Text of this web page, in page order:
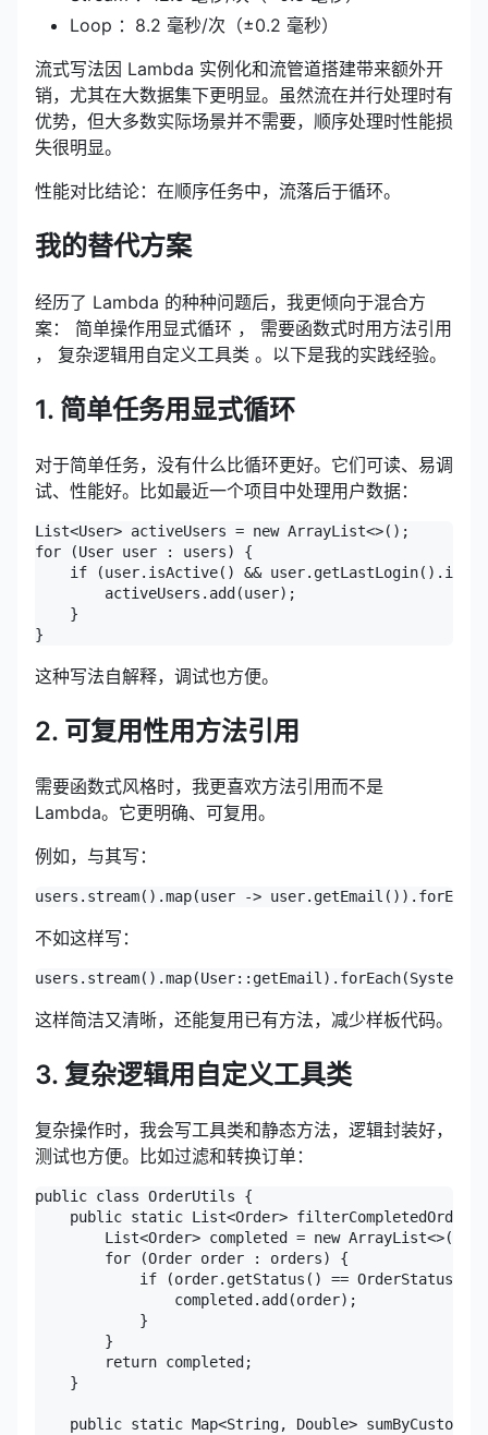
Loop ：8.2 毫秒/次（±0.2 毫秒）
流式写法因 Lambda 实例化和流管道搭建带来额外开
销，尤其在大数据集下更明显。虽然流在并行处理时有
优势，但大多数实际场景并不需要，顺序处理时性能损
失很明显。
性能对比结论：在顺序任务中，流落后于循环。
我的替代方案
经历了 Lambda 的种种问题后，我更倾向于混合方
案： 简单操作用显式循环 ， 需要函数式时用方法引用
， 复杂逻辑用自定义工具类 。以下是我的实践经验。
1. 简单任务用显式循环
对于简单任务，没有什么比循环更好。它们可读、易调
试、性能好。比如最近一个项目中处理用户数据：
List<User> activeUsers = new ArrayList<>();
for (User user : users) {
if (user.isActive() &&
        activeUsers.add(user);
    }
这种写法自解释，调试也方便。
2. 可复用性用方法引用
需要函数式风格时，我更喜欢方法引用而不是
Lambda。它更明确、可复用。
例如，与其写：
不如这样写：
这样简洁又清晰，还能复用已有方法，减少样板代码。
3. 复杂逻辑用自定义工具类
复杂操作时，我会写工具类和静态方法，逻辑封装好，
测试也方便。比如过滤和转换订单：
public class OrderUtils {
public static List<Order>
        List<Order> completed = new ArrayList<>();
        for (Order order : orders) {
if (order.getStatus() ==
                completed.add(order);
            }
        }
        return completed;
    }
public static Map<String, Double>